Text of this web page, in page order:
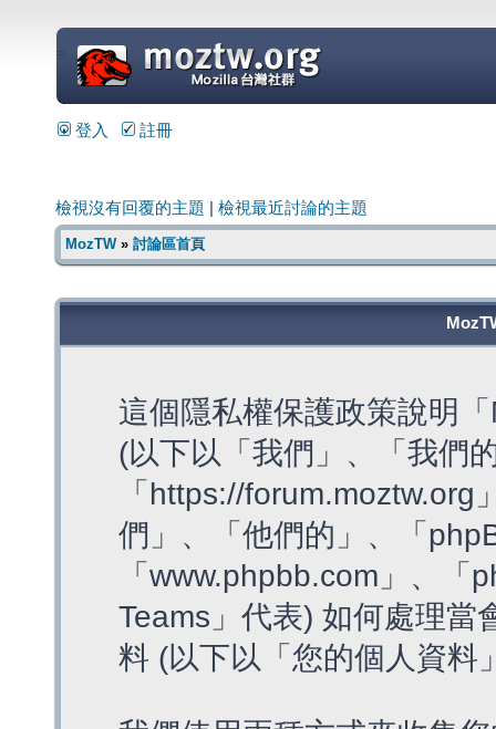
=
登入 註冊
檢視沒有回覆的主題 檢視最近討論的主題
MozTW» 討論區首頁
這個隱私權保護政策說明
(以下以「我們」、「我們
「https://
們」、「他們的」、「
「www.phpbb.com」、
Teams」代表) 如何處理當
料 (以下以「您的個人資料